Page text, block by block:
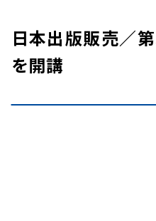
日本出版販売／
を開講